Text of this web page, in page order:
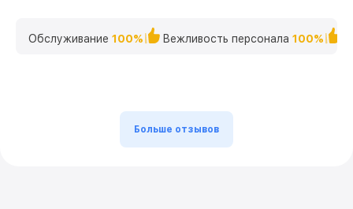
Обслуживание 100% Вежливость персонала 100%
Больше отзывов